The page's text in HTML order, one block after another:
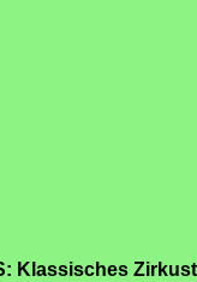
Klassisches